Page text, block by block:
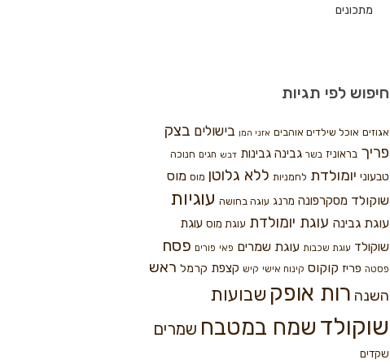
מתכונים
חיפוש לפי תגיות
אגוזים אוכל שילדים אוהבים אזני המן בישולים בצק
פריך בראוניז בשר גבינה גבינות דבש חגים חנוכה
טבעוני יומולדת לחמניות ללא גלוטן מוס מוס
שוקולד מסקרפונה מרנג עוגה בחושה עוגיות
עוגת גבינה עוגת יומולדת עוגת מוס עוגת
שוקולד עוגת שכבות עוגת שמרים פאי פורים פסח
פסטה פריז קוקוס קינוח אישי קיש קצפת קרמל ראש
השנה רות אופק שבועות
שוקולד שמח במטבח שמרים
שקדים